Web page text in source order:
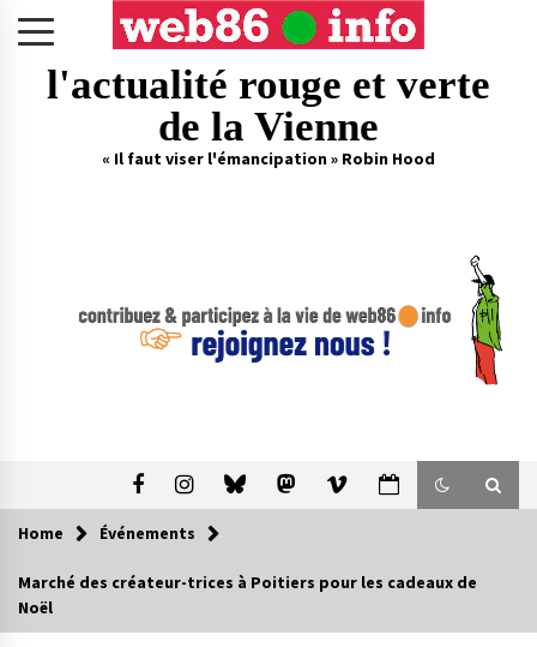
l'actualité rouge et verte
de la Vienne
« Il faut viser l'émancipation » Robin Hood
Home Événements
Marché des créateur-trices à Poitiers pour les cadeaux de
Noël